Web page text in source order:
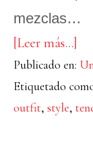
mezclas…
[Leer más…]
de
Publicado en:
Etiquetado
outfit,style,